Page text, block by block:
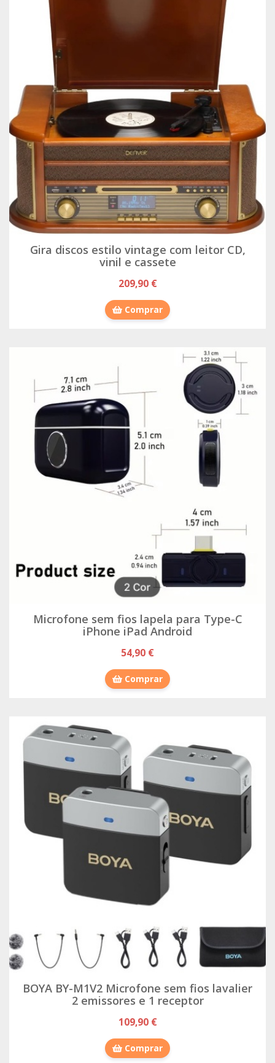
Gira discos estilo vintage com leitor CD,
vinil e cassete
209,90 €
Comprar
Microfone sem fios lapela para Type-C
iPhone iPad Android
54,90 €
Comprar
BOYA BY-M1V2 Microfone sem fios lavalier
2 emissores e 1 receptor
109,90 €
Comprar